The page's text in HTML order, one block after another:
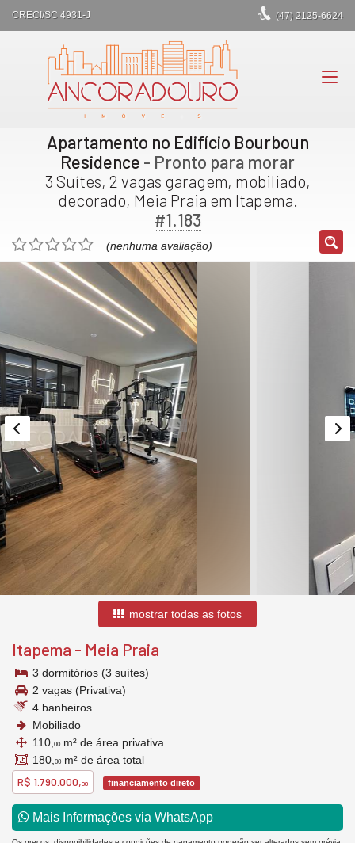
CRECI/SC 4931-J (47) 2125-6624
Apartamento no Edifício Bourboun
Residence - Pronto para morar
3 Suítes, 2 vagas garagem, mobiliado,
decorado, Meia Praia em Itapema.
#1.183
(nenhuma avaliação)
mostrar todas as fotos
Itapema - Meia Praia
3 dormitórios (3 suítes)
2 vagas (Privativa)
4 banheiros
Mobiliado
110, 00 m² de área privativa
180, 00 m² de área total
R$ 1.790.000,00 financiamento direto
Mais Informações via WhatsApp